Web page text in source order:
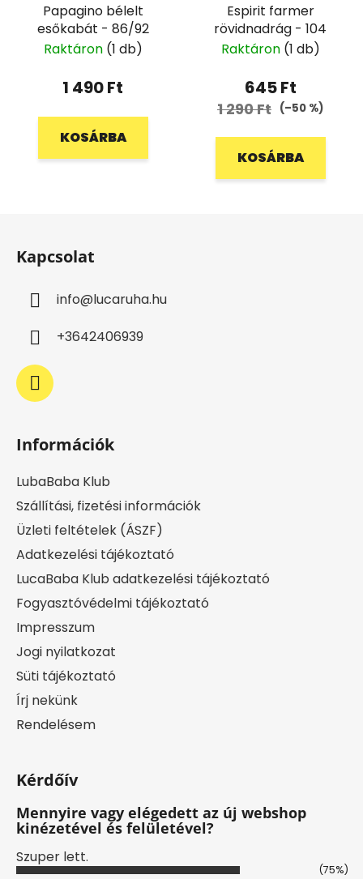
Papagino bélelt
esőkabát - 86/92
Raktáron (1 db)
1 490 Ft
KOSÁRBA
Espirit farmer
rövidnadrág - 104
Raktáron (1 db)
645 Ft
1 290 Ft (–50 %)
KOSÁRBA
Kapcsolat
info@lucaruha.hu
+3642406939
Információk
LubaBaba Klub
Szállítási, fizetési információk
Üzleti feltételek (ÁSZF)
Adatkezelési tájékoztató
LucaBaba Klub adatkezelési tájékoztató
Fogyasztóvédelmi tájékoztató
Impresszum
Jogi nyilatkozat
Süti tájékoztató
Írj nekünk
Rendelésem
Kérdőív
Mennyire vagy elégedett az új webshop
kinézetével és felületével?
Szuper lett.
(75%)